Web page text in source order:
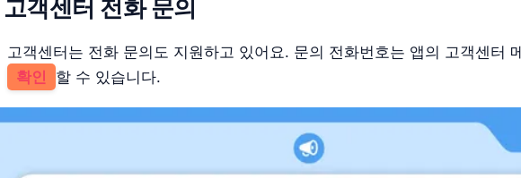
고객센터 전화 문의
고객센터는 전화 문의도 지원하고 있어요. 문의 전화번호는 앱의 고객센터
확인
할 수 있습니다.